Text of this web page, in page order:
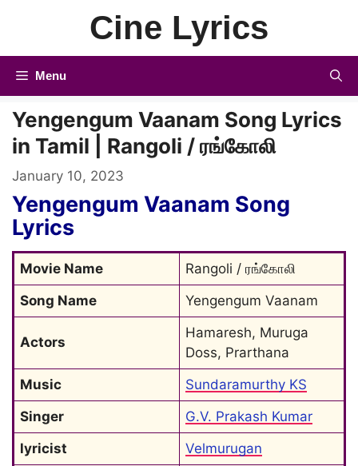
Cine Lyrics
Menu
Yengengum Vaanam Song Lyrics
in Tamil | Rangoli / ரங்கோலி
January 10, 2023
Yengengum Vaanam Song
Lyrics
Movie Name
Rangoli / ரங்கோலி
Song Name
Yengengum Vaanam
Actors
Hamaresh, Muruga
Doss, Prarthana
Music
Sundaramurthy KS
Singer
G.V. Prakash Kumar
lyricist
Velmurugan